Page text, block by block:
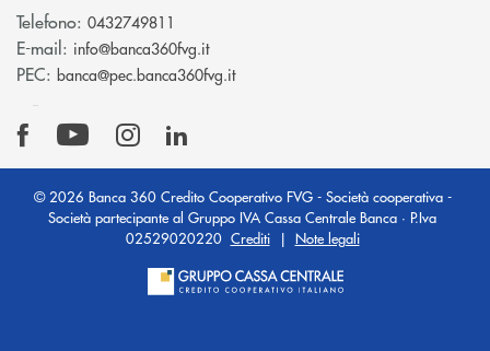
Telefono: 0432749811
E-mail: info@banca360fvg.it(si apre l’app di posta elettronica)
PEC: banca@pec.banca360fvg.it(si apre l’app di posta elettronica)
© 2026 Banca 360 Credito Cooperativo FVG - Società cooperativa -
Società partecipante al Gruppo IVA Cassa Centrale Banca · P.Iva
02529020220 Crediti| Note legali